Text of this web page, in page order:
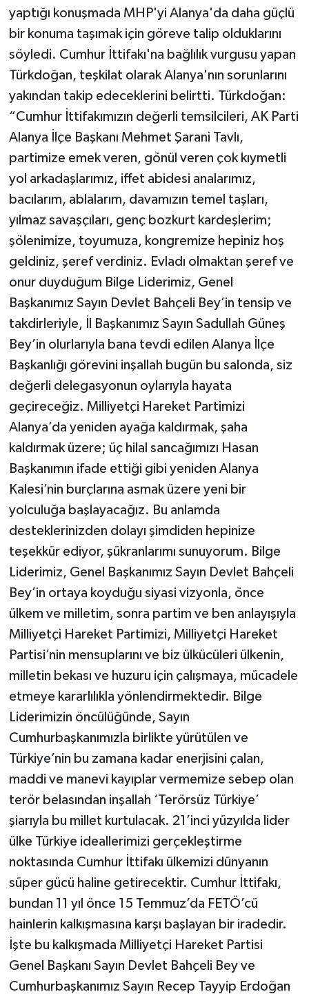
yaptığı konuşmada MHP'yi Alanya'da daha güçlü
bir konuma taşımak için göreve talip olduklarını
söyledi. Cumhur İttifakı'na bağlılık vurgusu yapan
Türkdoğan, teşkilat olarak Alanya'nın sorunlarını
yakından takip edeceklerini belirtti. Türkdoğan:
“Cumhur İttifakımızın değerli temsilcileri, AK Parti
Alanya İlçe Başkanı Mehmet Şarani Tavlı,
partimize emek veren, gönül veren çok kıymetli
yol arkadaşlarımız, iffet abidesi analarımız,
bacılarım, ablalarım, davamızın temel taşları,
yılmaz savaşçıları, genç bozkurt kardeşlerim;
şölenimize, toyumuza, kongremize hepiniz hoş
geldiniz, şeref verdiniz. Evladı olmaktan şeref ve
onur duyduğum Bilge Liderimiz, Genel
Başkanımız Sayın Devlet Bahçeli Bey’in tensip ve
takdirleriyle, İl Başkanımız Sayın Sadullah Güneş
Bey’in olurlarıyla bana tevdi edilen Alanya İlçe
Başkanlığı görevini inşallah bugün bu salonda, siz
değerli delegasyonun oylarıyla hayata
geçireceğiz. Milliyetçi Hareket Partimizi
Alanya’da yeniden ayağa kaldırmak, şaha
kaldırmak üzere; üç hilal sancağımızı Hasan
Başkanımın ifade ettiği gibi yeniden Alanya
Kalesi’nin burçlarına asmak üzere yeni bir
yolculuğa başlayacağız. Bu anlamda
desteklerinizden dolayı şimdiden hepinize
teşekkür ediyor, şükranlarımı sunuyorum. Bilge
Liderimiz, Genel Başkanımız Sayın Devlet Bahçeli
Bey’in ortaya koyduğu siyasi vizyonla, önce
ülkem ve milletim, sonra partim ve ben anlayışıyla
Milliyetçi Hareket Partimizi, Milliyetçi Hareket
Partisi’nin mensuplarını ve biz ülkücüleri ülkenin,
milletin bekası ve huzuru için çalışmaya, mücadele
etmeye kararlılıkla yönlendirmektedir. Bilge
Liderimizin öncülüğünde, Sayın
Cumhurbaşkanımızla birlikte yürütülen ve
Türkiye’nin bu zamana kadar enerjisini çalan,
maddi ve manevi kayıplar vermemize sebep olan
terör belasından inşallah ‘Terörsüz Türkiye’
şiarıyla bu millet kurtulacak. 21’inci yüzyılda lider
ülke Türkiye ideallerimizi gerçekleştirme
noktasında Cumhur İttifakı ülkemizi dünyanın
süper gücü haline getirecektir. Cumhur İttifakı,
bundan 11 yıl önce 15 Temmuz’da FETÖ’cü
hainlerin kalkışmasına karşı başlayan bir iradedir.
İşte bu kalkışmada Milliyetçi Hareket Partisi
Genel Başkanı Sayın Devlet Bahçeli Bey ve
Cumhurbaşkanımız Sayın Recep Tayyip Erdoğan